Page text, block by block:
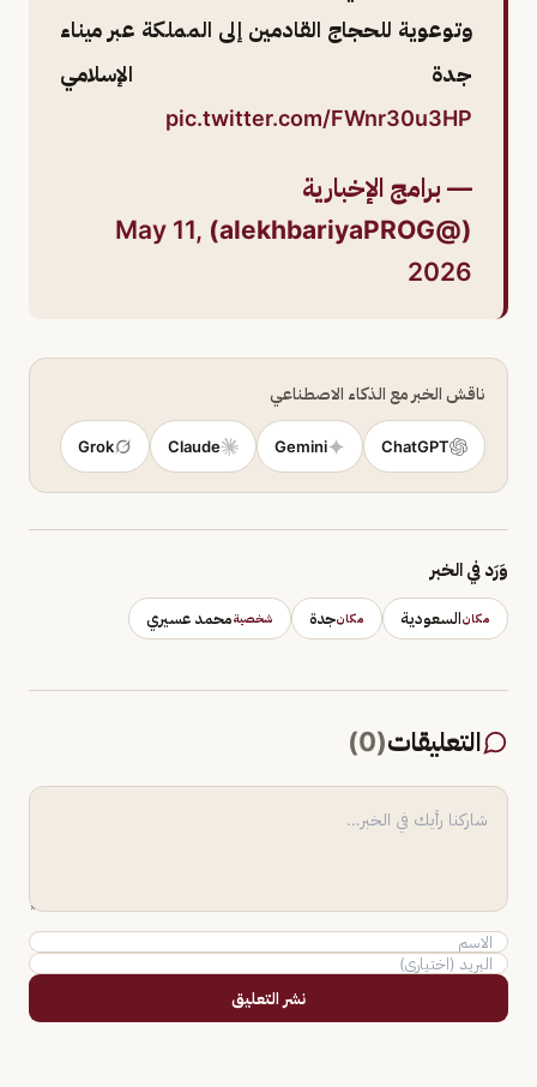
وتوعوية للحجاج القادمين إلى المملكة عبر ميناء
جدة الإسلامي
pic.twitter.com/FWnr30u3HP
— برامج الإخبارية
(@alekhbariyaPROG)
May 11,
2026
ناقش الخبر مع الذكاء الاصطناعي
ChatGPT
Gemini
Claude
Grok
وَرَد في الخبر
مكانالسعودية مكانجدة شخصيةمحمد عسيري
التعليقات(
0
)
نشر التعليق